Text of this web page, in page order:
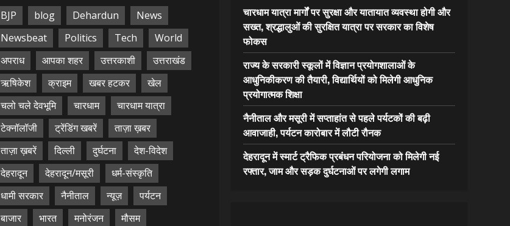
BJP blog Dehardun
News
Newsbeat
Politics Tech
World
अपराध
आपका शहर उत्तरकाशी
उत्तराखंड
ऋषिकेश
क्राइम खबर हटकर
खेल
चलो चले देवभूमि
चारधाम
चारधाम यात्रा
टेक्नॉलॉजी
ट्रेंडिंग खबरें
ताज़ा ख़बर
ताज़ा ख़बरें
दिल्ली दुर्घटना
देश-विदेश
देहरादून
देहरादून/मसूरी
धर्म-संस्कृति
धामी सरकार
नैनीताल न्यूज़
पर्यटन
बाजार
भारत मनोरंजन
मौसम
चारधाम यात्रा मार्गों पर सुरक्षा और यातायात व्यवस्था होगी और
सख्त, श्रद्धालुओं की सुरक्षित यात्रा पर सरकार का विशेष
फोकस
राज्य के सरकारी स्कूलों में विज्ञान प्रयोगशालाओं के
आधुनिकीकरण की तैयारी, विद्यार्थियों को मिलेगी आधुनिक
प्रयोगात्मक शिक्षा
नैनीताल और मसूरी में सप्ताहांत से पहले पर्यटकों की बढ़ी
आवाजाही, पर्यटन कारोबार में लौटी रौनक
देहरादून में स्मार्ट ट्रैफिक प्रबंधन परियोजना को मिलेगी नई
रफ्तार, जाम और सड़क दुर्घटनाओं पर लगेगी लगाम